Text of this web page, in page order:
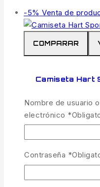
-5% Venta de
COMPARAR
Camiseta Hart
Camiseta
técnico elástico
movimientos.
Nombre de usuario
electrónico *
Contraseña *